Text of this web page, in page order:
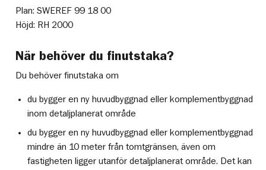
Plan: SWEREF 99 18 00
Höjd: RH 2000
När behöver du finutstaka?
Du behöver finutstaka om
du bygger en ny huvudbyggnad eller komplementbyggnad
inom detaljplanerat område
du bygger en ny huvudbyggnad eller komplementbyggnad
mindre än 10 meter från tomtgränsen, även om
fastigheten ligger utanför detaljplanerat område. Det kan